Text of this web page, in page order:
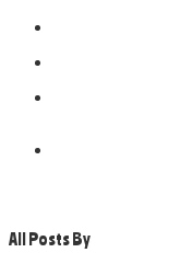
All Posts By